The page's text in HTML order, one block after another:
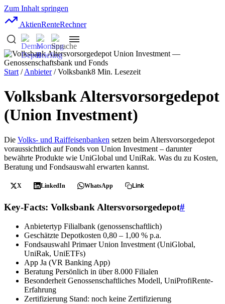
Zum Inhalt springen
AktienRenteRechner
Start /Anbieter/ Volksbank8 Min. Lesezeit
Volksbank Altersvorsorgedepot
(Union Investment)
Die Volks- und Raiffeisenbanken setzen beim Altersvorsorgedepot
voraussichtlich auf Fonds von Union Investment – darunter
bewährte Produkte wie UniGlobal und UniRak. Was du zu Kosten,
Beratung und Fondsauswahl erwarten kannst.
X LinkedIn WhatsApp Link
Key-Facts: Volksbank Altersvorsorgedepot#
Anbietertyp Filialbank (genossenschaftlich)
Geschätzte Depotkosten 0,80 – 1,00 % p.a.
Fondsauswahl Primaer Union Investment (UniGlobal,
UniRak, UniETFs)
App Ja (VR Banking App)
Beratung Persönlich in über 8.000 Filialen
Besonderheit Genossenschaftliches Modell, UniProfiRente-
Erfahrung
Zertifizierung Stand: noch keine Zertifizierung